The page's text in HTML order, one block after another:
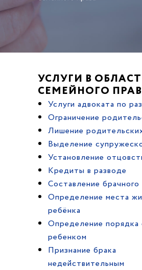
УСЛУГИ В
СЕМЕЙНОГО
Услуги адвоката по
Ограничение
Лишение
Выделение
Установление
Кредиты в разводе
Составление брачного
Определение места
ребёнка
Определение порядка
ребенком
Признание брака
недействительным